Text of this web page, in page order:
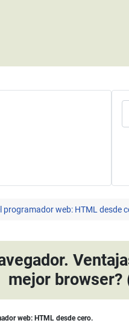
programador web: HTML desde
mejor browser?
web: HTML desde cero.